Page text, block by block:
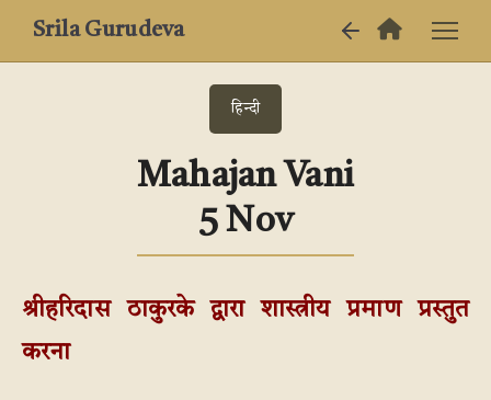
Srila Gurudeva
हिन्दी
Mahajan Vani
5 Nov
श्रीहरिदास ठाकुरके द्वारा शास्त्रीय प्रमाण प्रस्तुत
करना